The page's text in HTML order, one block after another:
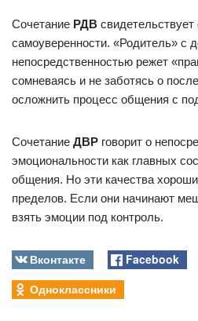
Сочетание РДВ свидетельствует
самоуверенности. «Родитель» с
непосредственностью режет
сомневаясь и не заботясь о
осложнить процесс общения с
Сочетание ДВР говорит о
эмоциональности как главных
общения. Но эти качества
пределов. Если они начинают
взять эмоции под контроль.
Вконтакте Facebook
Одноклассники